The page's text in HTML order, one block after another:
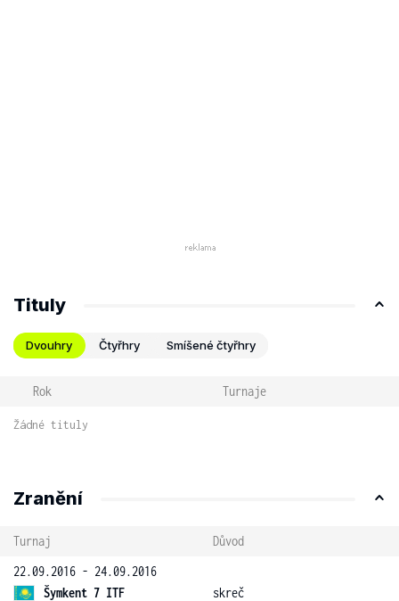
Tituly
Dvouhry Čtyřhry Smíšené čtyřhry
Rok Turnaje
Žádné tituly
Zranění
Turnaj
Důvod
22.09.2016 - 24.09.2016
Šymkent 7 ITF
skreč